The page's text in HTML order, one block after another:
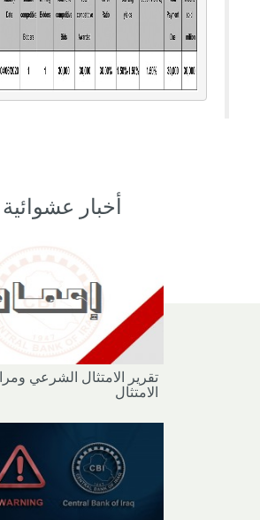
أخبار عشوائية
تقرير الامتثال الشرعي
الامتثال